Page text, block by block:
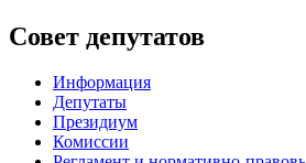
Совет депутатов
Информация
Депутаты
Президиум
Комиссии